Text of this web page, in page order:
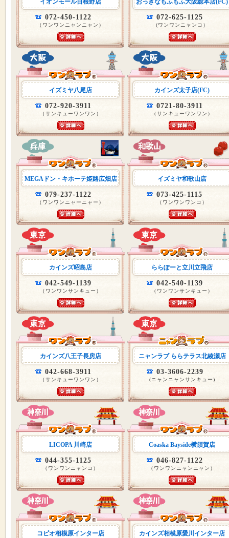
イオンモール日根野店
072-450-1122
（ワンワンニャンニャン）
おっきなもふもふ大阪総本店(FC)
072-625-1125
(ワンワンニャンコ）
イズミヤ八尾店
072-920-3911
（サンキューワンワン）
カインズ太子店(FC)
0721-80-3911
（サンキューワンワン）
MEGAドン・キホーテ姫路広畑店
079-237-1122
（ワンワンニャーニャー）
イズミヤ和歌山店
073-425-1115
（ワンワンワンコ）
カインズ昭島店
042-549-1139
（ワンワンサンキュー）
ららぽーと立川立飛店
042-540-1139
（ワンワンサンキュー）
カインズ八王子長房店
042-668-3911
（サンキューワンワン）
ニャンラブ ららテラス北綾瀬店
03-3606-2239
(ニャンニャンサンキュー)
LICOPA 川崎店
044-355-1125
（ワンワンニャンコ）
Coaska Bayside横須賀店
046-827-1122
（ワンワンニャンニャン）
コピオ相模原インター店 カインズ相模原愛川インター店